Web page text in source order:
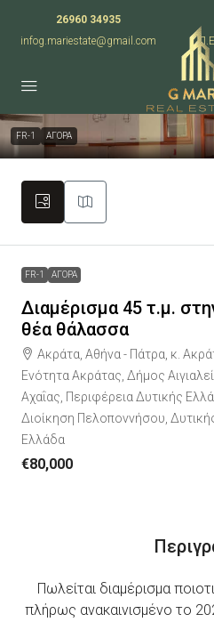
26960 34935
infog.mariestate@gmail.com
FR-1 ΑΓΟΡΑ
FR-1 ΑΓΟΡΑ
Διαμέρισμα 45 τ.μ.
θέα θάλασσα
Ακράτα, Αθήνα - Πάτρα, κ.
Ενότητα Ακράτας, Δήμος
Αχαΐας, Περιφέρεια Δυτικής
Διοίκηση Πελοποννήσου,
Ελλάδα
€80,000
Πωλείται διαμέρισμα
πλήρως ανακαινισμένο το